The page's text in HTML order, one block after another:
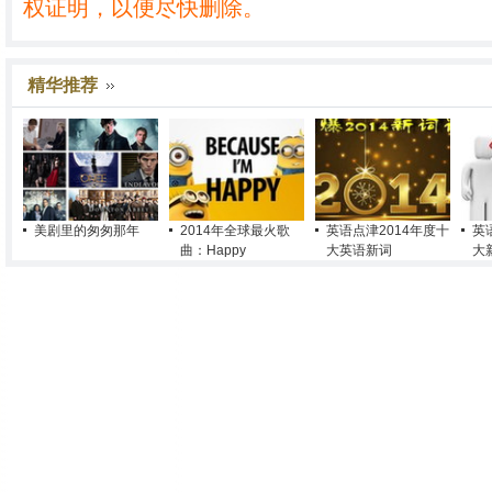
权证明，以便尽快删除。
精华推荐
美剧里的匆匆那年
2014年全球最火歌
曲：Happy
英语点津2014年度十
大英语新词
英
大